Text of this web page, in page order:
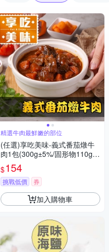
精選牛肉最鮮嫩的部位
(任選)享吃美味-義式番茄燉牛
肉1包(300g±5%/固形物110g/
包)
$154
挑戰低價 券
加入購物車